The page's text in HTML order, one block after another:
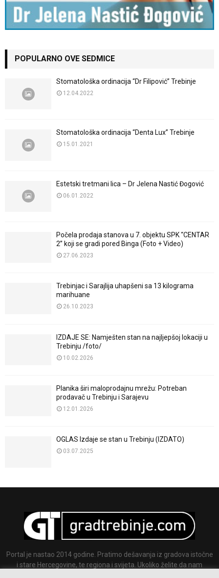
POPULARNO OVE SEDMICE
Stomatološka ordinacija “Dr Filipović” Trebinje
12.04.2022
Stomatološka ordinacija “Denta Lux” Trebinje
15.01.2021
Estetski tretmani lica – Dr Jelena Nastić Đogović
06.01.2022
Počela prodaja stanova u 7. objektu SPK “CENTAR
2” koji se gradi pored Binga (Foto + Video)
27.06.2023
Trebinjac i Sarajlija uhapšeni sa 13 kilograma
marihuane
26.10.2023
IZDAJE SE: Namješten stan na najljepšoj lokaciji u
Trebinju /foto/
10.02.2026
Planika širi maloprodajnu mrežu: Potreban
prodavač u Trebinju i Sarajevu
12.01.2026
OGLAS Izdaje se stan u Trebinju (IZDATO)
03.07.2025
Portal je nastao 2014 godine. Pratimo dešavanja iz gradova istočne
i stare Hercegovine, te regiona i svijeta. Ukoliko želite da nam